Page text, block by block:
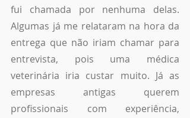
fui chamada por nenhuma delas.
Algumas já me relataram na hora da
entrega que não iriam chamar para
entrevista, pois uma médica
veterinária iria custar muito. Já as
empresas antigas querem
profissionais com experiência,